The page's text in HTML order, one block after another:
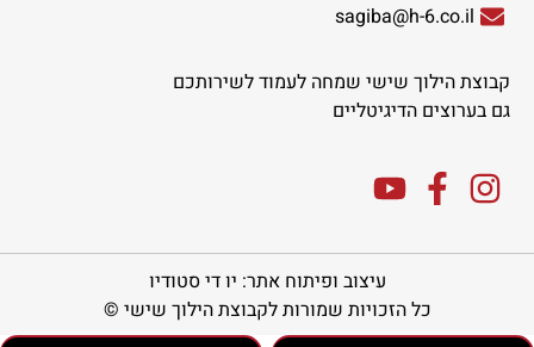
sagiba@h-6.co.il
קבוצת הילוך שישי שמחה לעמוד לשירותכם
גם בערוצים הדיגיטליים
עיצוב ופיתוח אתר: יו די סטודיו
כל הזכויות שמורות לקבוצת הילוך שישי ©